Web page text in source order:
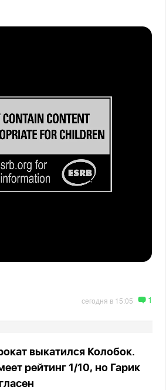
сегодня в 15:05 1
выкатился Колобок.
рейтинг 1/10, но Гарик